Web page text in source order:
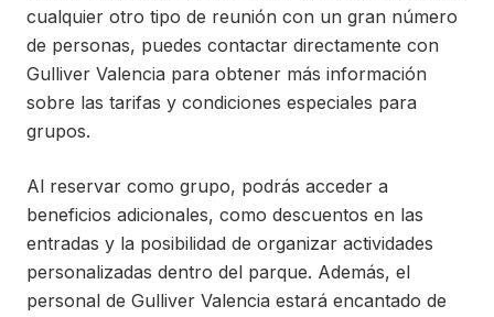
cualquier otro tipo de reunión con un gran número
de personas, puedes contactar directamente con
Gulliver Valencia para obtener más información
sobre las tarifas y condiciones especiales para
grupos.
Al reservar como grupo, podrás acceder a
beneficios adicionales, como descuentos en las
entradas y la posibilidad de organizar actividades
personalizadas dentro del parque. Además, el
personal de Gulliver Valencia estará encantado de